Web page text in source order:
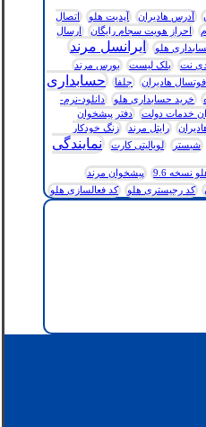
آدرس هادیران آپدیت هلو
اتصال
احراز هویت سجام رایگان
ارسال
هلو
ایرانسل مرند
نت بلک لیست
بورس مرند
فوتسال هادیران جلفا
حسابداری
خرید حسابداری هلو
دانلود-نرم-
خدمات دولت
دفتر پیشخوان
رایتل مرند
زنگ خودکار
شبستر لویالیتی کارت
نمایندگی
نسخه 9.6
پیشخوان مرند
کد رجیستری هلو کد فعالسازی هلو